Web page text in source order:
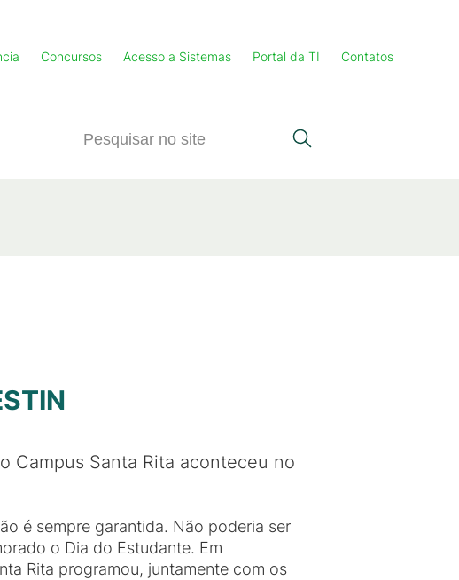
Concursos Acesso a Sistemas Portal da TI Contatos
Campus Santa Rita aconteceu no
é sempre garantida. Não poderia ser
o Dia do Estudante. Em
Rita programou, juntamente com os